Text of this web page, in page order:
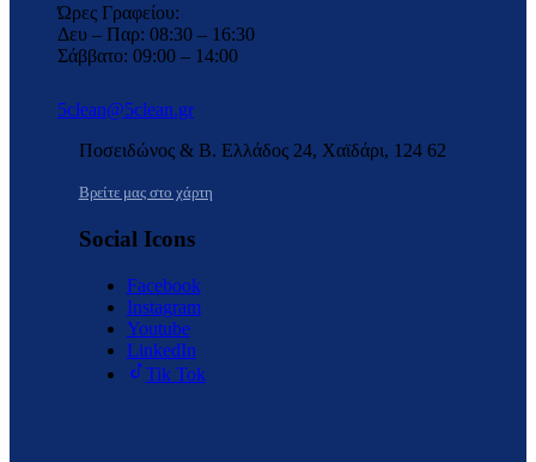
Ώρες Γραφείου:
Δευ – Παρ: 08:30 – 16:30
Σάββατο: 09:00 – 14:00
5clean@5clean.gr
Ποσειδώνος & Β. Ελλάδος 24, Χαϊδάρι, 124 62
Βρείτε μας στο χάρτη
Social Icons
Facebook
Instagram
Youtube
LinkedIn
Tik Tok